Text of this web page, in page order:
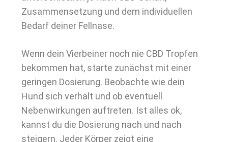
Zusammensetzung und dem individuellen
Bedarf deiner Fellnase.
Wenn dein Vierbeiner noch nie CBD Tropfen
bekommen hat, starte zunächst mit einer
geringen Dosierung. Beobachte wie dein
Hund sich verhält und ob eventuell
Nebenwirkungen auftreten. Ist alles ok,
kannst du die Dosierung nach und nach
steigern. Jeder Körper zeigt eine